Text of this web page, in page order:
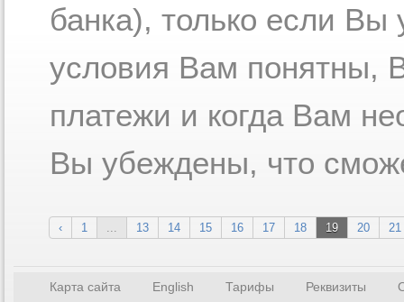
банка), только если Вы
условия Вам понятны,
платежи и когда Вам
Вы убеждены, что
‹ 1 ... 13 14 15 16 17 18 19 20 21
Карта сайта English Тарифы Реквизиты